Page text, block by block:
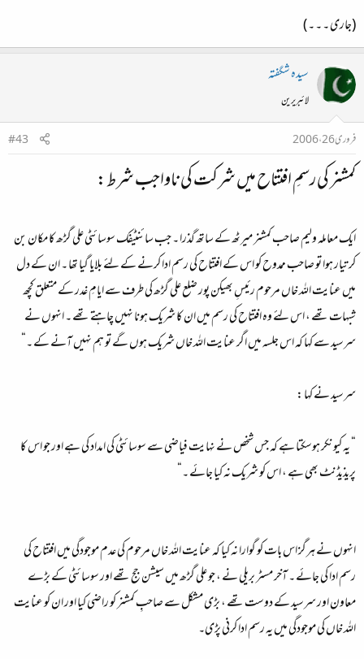
(جاری ۔ ۔ ۔ )
سیدہ شگفتہ
لائبریرین
فروری 26، 2006
#43
کمشنر کی رسمِ افتتاح میں شرکت کی ناواجب شرط:
ایک معاملہ ولیم صاحب کمشنر میرٹھ کے ساتھ گذرا ۔ جب سائنٹیفک سوسائٹی علی گڑھ کا مکان بن
کر تیار ہوا تو صاحب ممدوح کو اس کے افتتاح کی رسم ادا کرنے کے لئے بلایا گیا تھا ۔ ان کے دل
میں عنایت اللہ خاں مرحوم رئیسِ بھیکن پور ضلع علی گڑھ کی طرف سے ایامِ غدر کے متعلق کچھ
شبہات تھے ، اس لئے وہ افتتاح کی رسم میں ان کا شریک ہونا نہیں چاہتے تھے ۔ انہوں نے
سرسید سے کہا کہ اس جلسہ میں اگر عنایت اللہ خاں شریک ہوں گے تو ہم نہیں آنے کے ۔“
سرسید نے کہا :
“ یہ کیونکر ہوسکتا ہے کہ جس شخص نے نہایت فیاضی سے سوسائٹی کی امداد کی ہے اور جو اس کا
پریذیڈنٹ بھی ہے ، اس کو شریک نہ کیا جائے ۔“
انہوں نے ہرگز اس بات کو گوارا نہ کیا کہ عنایت اللہ خاں مرحوم کی عدم موجودگی میں افتتاح کی
رسم ادا کی جائے ۔ آخر مسٹر بریلی نے ، جو علی گڑھ میں سیشن جج تھے اور سوسائٹی کے بڑے
معاون اور سرسید کے دوست تھے ، بڑی مشکل سے صاحبِ کمشنر کو راضی کیا اور ان کو عنایت
اللہ خاں کی موجودگی میں یہ رسم ادا کرنی پڑی۔